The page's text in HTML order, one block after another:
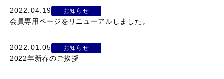
2022.04.19 お知らせ
会員専用ページをリニューアルしました。
2022.01.05 お知らせ
2022年新春のご挨拶